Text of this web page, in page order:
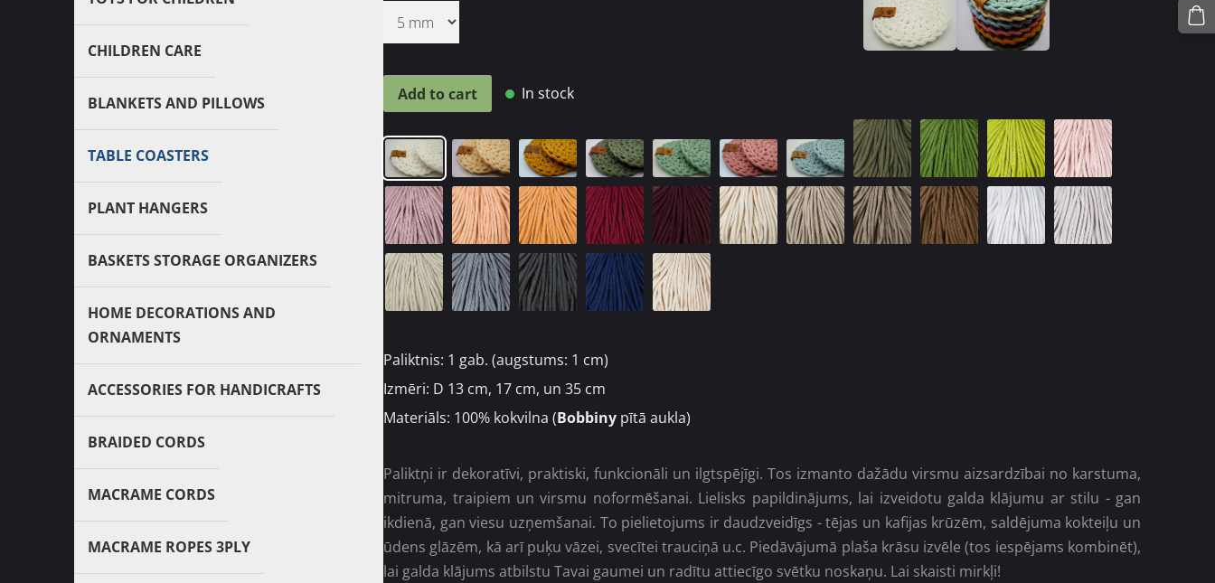
CHILDREN CARE
BLANKETS AND PILLOWS
TABLE COASTERS
PLANT HANGERS
BASKETS STORAGE ORGANIZERS
HOME DECORATIONS AND
ORNAMENTS
ACCESSORIES FOR HANDICRAFTS
BRAIDED CORDS
MACRAME CORDS
MACRAME ROPES 3PLY
Add to cart In stock
Paliktnis: 1 gab. (augstums: 1 cm)
Izmēri: D 13 cm, 17 cm, un35 cm
Materiāls: 100% kokvilna (Bobbiny pītā aukla)
Paliktņi ir dekoratīvi, praktiski, funkcionāli un ilgtspējīgi. Tos izmanto dažādu virsmu aizsardzībai no karstuma,
mitruma, traipiem unvirsmu noformēšanai. Lielisks papildinājums, lai izveidotu galda klājumu ar stilu - gan
ikdienā, gan viesu uzņemšanai. To pielietojums ir daudzveidīgs - tējas un kafijas krūzēm, saldējuma kokteiļu un
ūdens glāzēm, kā arī puķu vāzei, svecītei trauciņā u.c. Piedāvājumā plaša krāsu izvēle (tos iespējams kombinēt),
lai galda klājums atbilstu Tavai gaumei un radītu attiecīgo svētku noskaņu. Lai skaisti mirkļi!